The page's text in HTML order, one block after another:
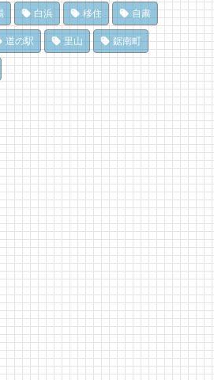
休憩にオススメ！「とみうら元気倶
ホッと一息♪
|byフジイ ミツコ
海を食らう！天然ところてん専門店
てん小屋 青木」
|by原みりか
うびにこだわりのかき氷を風菓堂で
|byフジイ ミツコ
〈前編〉
|byshouji naomi
休憩にオススメ！「とみうら元気倶
ホッと一息♪
|byフジイ ミツコ
海を食らう！天然ところてん専門店
てん小屋 青木」
|by原みりか
しめる！沖ノ島の無人島探検！
|by福美
ち帰らない！カフェ併設のコインラ
で帰宅前に洗濯
|byなべたゆかり
駅とみうら」で夕食を済ませて渋滞
よう！
|byari-iku
白浜 移住 自粛
道の駅 里山 鋸南町